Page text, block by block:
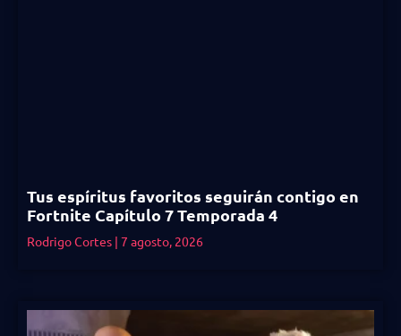
Tus espíritus favoritos seguirán contigo en
Fortnite Capítulo 7 Temporada 4
Rodrigo Cortes 7 agosto, 2026